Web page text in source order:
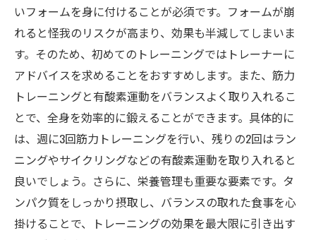
姿勢改善を目指すためのエクササイズ
ルーポファイティングジムの姿勢改善プロ
グラム
正しいトレーニングで姿勢を改善する方法
姿勢改善のための専門トレーナーのサポー
ト
ジムでの姿勢改善の成功事例
シニアにも優しいジムのトレーニングプログラ
ム
シニア向けトレーニングのメリット
いフォームを身に付けることが必須です。フォームが崩
れると怪我のリスクが高まり、効果も半減してしまいま
す。そのため、初めてのトレーニングではトレーナーに
アドバイスを求めることをおすすめします。また、筋力
トレーニングと有酸素運動をバランスよく取り入れるこ
とで、全身を効率的に鍛えることができます。具体的に
は、週に3回筋力トレーニングを行い、残りの2回はラン
ニングやサイクリングなどの有酸素運動を取り入れると
良いでしょう。さらに、栄養管理も重要な要素です。タ
ンパク質をしっかり摂取し、バランスの取れた食事を心
掛けることで、トレーニングの効果を最大限に引き出す